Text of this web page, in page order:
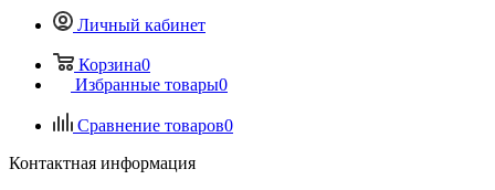
Личный кабинет
Корзина0
Избранные товары0
Сравнение товаров0
Контактная информация